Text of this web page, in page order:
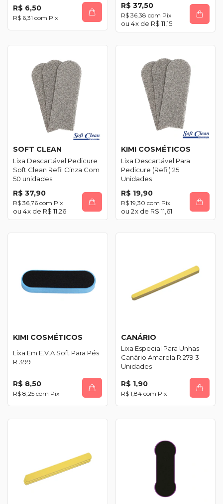
R$ 6,50
R$ 6,31 com Pix
R$ 37,50
R$ 36,38 com Pix
4x de R$ 11,15
SOFT CLEAN
Lixa Descartável Pedicure
Soft Clean Refil Cinza Com
50 unidades
R$ 37,90
R$ 36,76 com Pix
4x de R$ 11,26
KIMI COSMÉTICOS
Lixa Descartável Para
Pedicure (Refil) 25
Unidades
R$ 19,90
R$ 19,30 com Pix
2x de R$ 11,61
KIMI COSMÉTICOS
Lixa Em E.V.A Soft Para Pés
R.399
R$ 8,50
R$ 8,25 com Pix
CANÁRIO
Lixa Especial Para Unhas
Canário Amarela R.279 3
Unidades
R$ 1,90
R$ 1,84 com Pix